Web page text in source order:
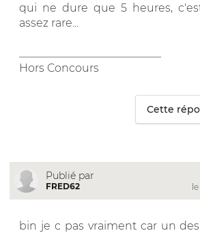
qui ne dure que 5 heures,
assez rare...
Hors Concours
Cette
Publié par
FRED62
bin je c pas vraiment car un